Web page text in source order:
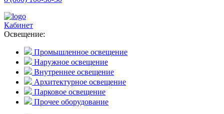
Кабинет
Освещение:
Промышленное освещение
Наружное освещение
Внутреннее освещение
Архитектурное освещение
Парковое освещение
Прочее оборудование